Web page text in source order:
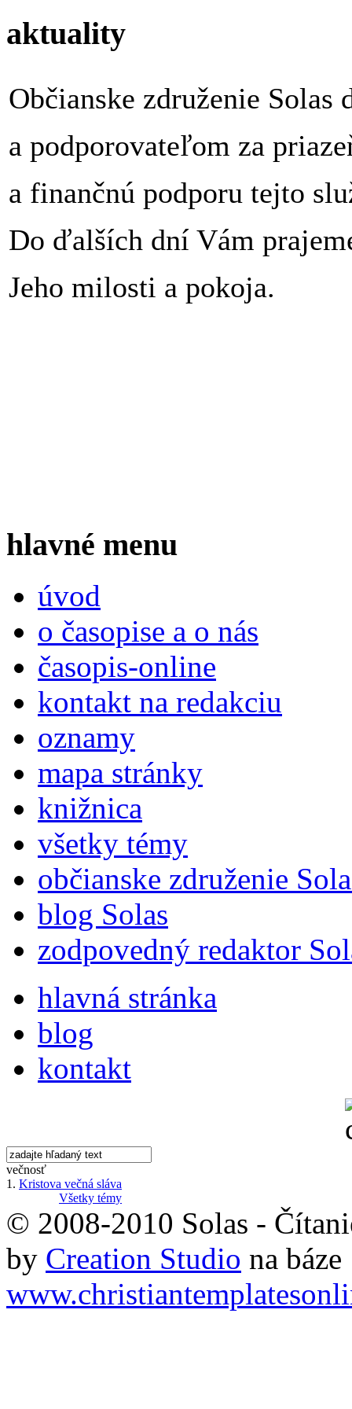
aktuality
Občianske združenie
a podporovateľom za
a finančnú podporu tejto
Do ďalších dní Vám
Jeho milosti a pokoja.
hlavné menu
úvod
o časopise a o nás
časopis-online
kontakt na redakciu
oznamy
mapa stránky
knižnica
všetky témy
občianske združenie
blog Solas
zodpovedný redaktor
hlavná stránka
blog
kontakt
večnosť
1. Kristova večná sláva
Všetky témy
© 2008-2010 Solas -
by Creation Studio na báze